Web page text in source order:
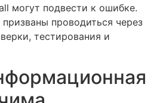
могут подвести к ошибке.
проводиться через
тестирования и